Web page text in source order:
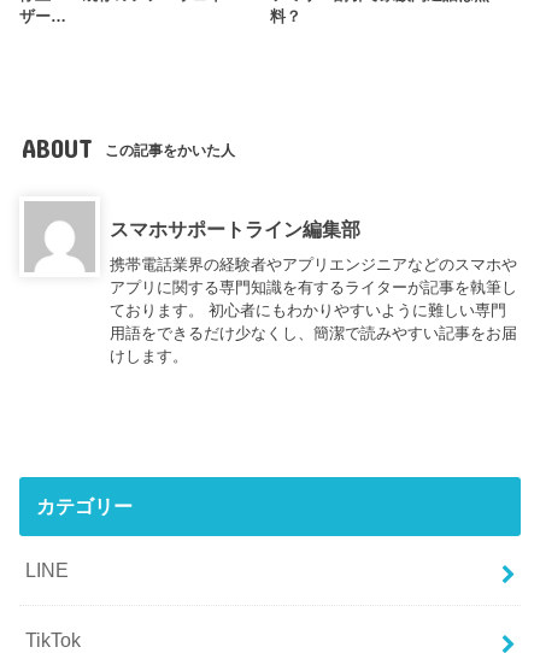
ザー…
料？
ABOUT この記事をかいた人
スマホサポートライン編集部
携帯電話業界の経験者やアプリエンジニアなどのスマホや
アプリに関する専門知識を有するライターが記事を執筆し
ております。 初心者にもわかりやすいように難しい専門
用語をできるだけ少なくし、簡潔で読みやすい記事をお届
けします。
カテゴリー
LINE
TikTok